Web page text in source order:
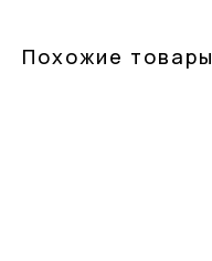
Похожие товары